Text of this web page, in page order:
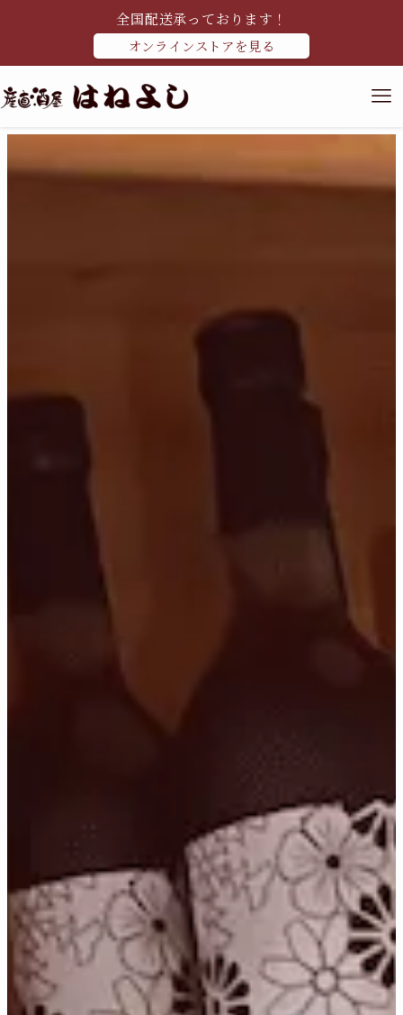
全国配送承っております！
オンラインストアを見る